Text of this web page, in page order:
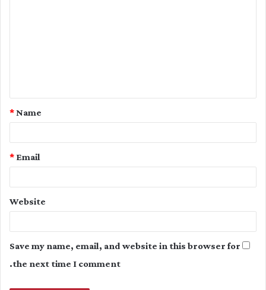
t
Name
*
Email
*
Website
Save my name, email, and website in this browser for
the next time I comment.